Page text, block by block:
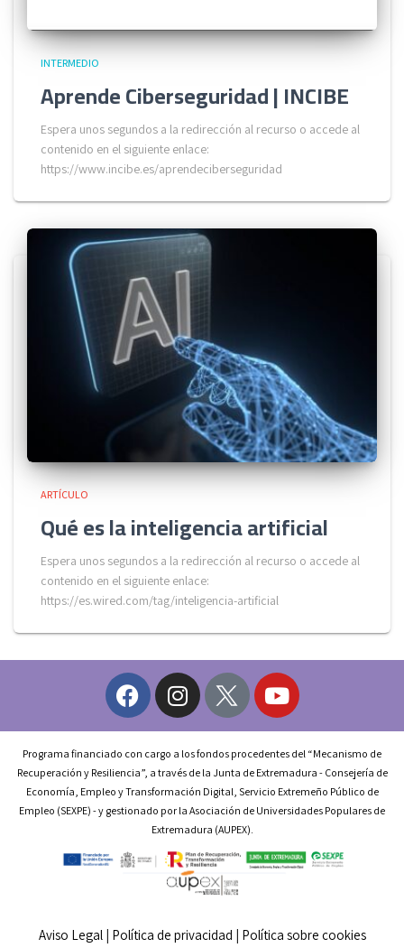
INTERMEDIO
Aprende Ciberseguridad | INCIBE
Espera unos segundos a la redirección al recurso o accede al
contenido en el siguiente enlace:
https://www.incibe.es/aprendeciberseguridad
ARTÍCULO
Qué es la inteligencia artificial
Espera unos segundos a la redirección al recurso o accede al
contenido en el siguiente enlace:
https://es.wired.com/tag/inteligencia-artificial
Programa financiado con cargo a los fondos procedentes del “Mecanismo de
Recuperación y Resiliencia”, a través de la Junta de Extremadura - Consejería de
Economía, Empleo y Transformación Digital, Servicio Extremeño Público de
Empleo (SEXPE) - y gestionado por la Asociación de Universidades Populares de
Extremadura (AUPEX).
Aviso Legal | Política de privacidad | Política sobre cookies